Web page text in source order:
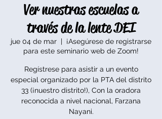
Ver nuestras escuelas a
través de la lente DEI
jue 04 de mar
  |
¡Asegúrese de registrarse
para este seminario web de Zoom!
Regístrese para asistir a un evento
especial organizado por la PTA del distrito
33 (¡nuestro distrito!), Con la oradora
reconocida a nivel nacional, Farzana
Nayani.